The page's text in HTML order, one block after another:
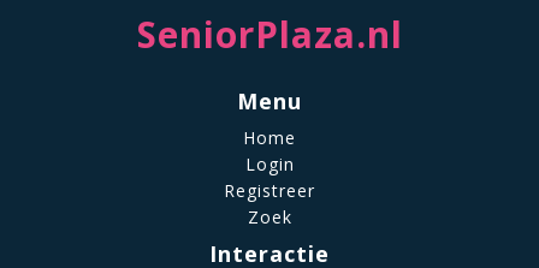
SeniorPlaza.nl
Menu
Home
Login
Registreer
Zoek
Interactie